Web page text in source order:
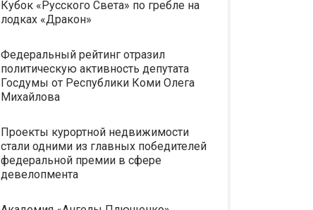
Кубок «Русского Света» по гребле на
лодках «Дракон»
Федеральный рейтинг отразил
политическую активность депутата
Госдумы от Республики Коми Олега
Михайлова
Проекты курортной недвижимости
стали одними из главных победителей
федеральной премии в сфере
девелопмента